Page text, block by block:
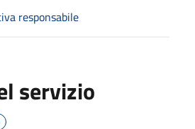
responsabile
servizio